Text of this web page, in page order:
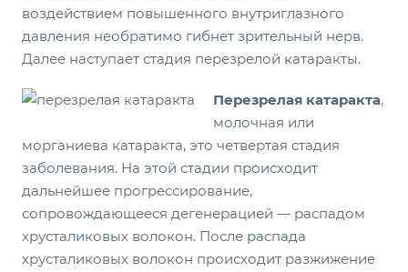
воздействием повышенного внутриглазного
давления необратимо гибнет зрительный нерв.
Далее наступает стадия перезрелой катаракты.
Перезрелая катаракта,
молочная или
морганиева катаракта, это четвертая стадия
заболевания. На этой стадии происходит
дальнейшее прогрессирование,
сопровождающееся дегенерацией — распадом
хрусталиковых волокон. После распада
хрусталиковых волокон происходит разжижение